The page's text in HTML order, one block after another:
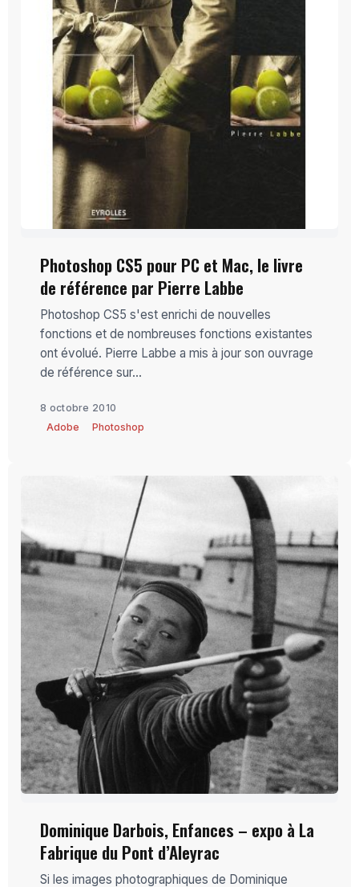
Photoshop CS5 pour PC et Mac, le livre
de référence par Pierre Labbe
Photoshop CS5 s'est enrichi de nouvelles
fonctions et de nombreuses fonctions existantes
ont évolué. Pierre Labbe a mis à jour son ouvrage
de référence sur...
8 octobre 2010
Adobe
Photoshop
Dominique Darbois, Enfances – expo à La
Fabrique du Pont d’Aleyrac
Si les images photographiques de Dominique